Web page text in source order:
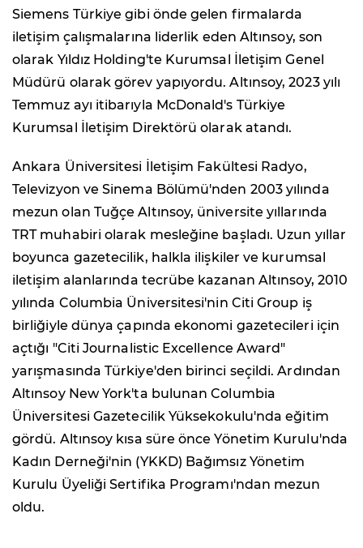
Siemens Türkiye gibi önde gelen firmalarda
iletişim çalışmalarına liderlik eden Altınsoy, son
olarak Yıldız Holding'te Kurumsal İletişim Genel
Müdürü olarak görev yapıyordu. Altınsoy, 2023 yılı
Temmuz ayı itibarıyla McDonald's Türkiye
Kurumsal İletişim Direktörü olarak atandı.
Ankara Üniversitesi İletişim Fakültesi Radyo,
Televizyon ve Sinema Bölümü'nden 2003 yılında
mezun olan Tuğçe Altınsoy, üniversite yıllarında
TRT muhabiri olarak mesleğine başladı. Uzun yıllar
boyunca gazetecilik, halkla ilişkiler ve kurumsal
iletişim alanlarında tecrübe kazanan Altınsoy, 2010
yılında Columbia Üniversitesi'nin Citi Group iş
birliğiyle dünya çapında ekonomi gazetecileri için
açtığı "Citi Journalistic Excellence Award"
yarışmasında Türkiye'den birinci seçildi. Ardından
Altınsoy New York'ta bulunan Columbia
Üniversitesi Gazetecilik Yüksekokulu'nda eğitim
gördü. Altınsoy kısa süre önce Yönetim Kurulu'nda
Kadın Derneği'nin (YKKD) Bağımsız Yönetim
Kurulu Üyeliği Sertifika Programı'ndan mezun
oldu.